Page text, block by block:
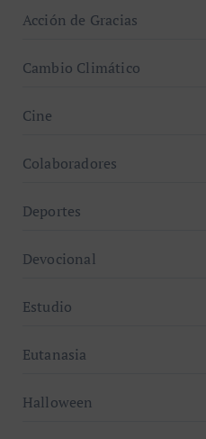
Acción de Gracias
Cambio Climático
Cine
Colaboradores
Deportes
Devocional
Estudio
Eutanasia
Halloween